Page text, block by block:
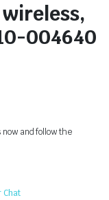
wireless,
004640
and follow the
Chat